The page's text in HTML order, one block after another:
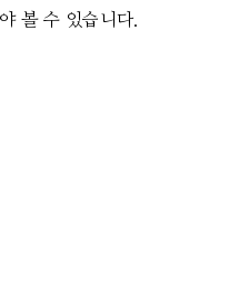
볼 수 있습니다.